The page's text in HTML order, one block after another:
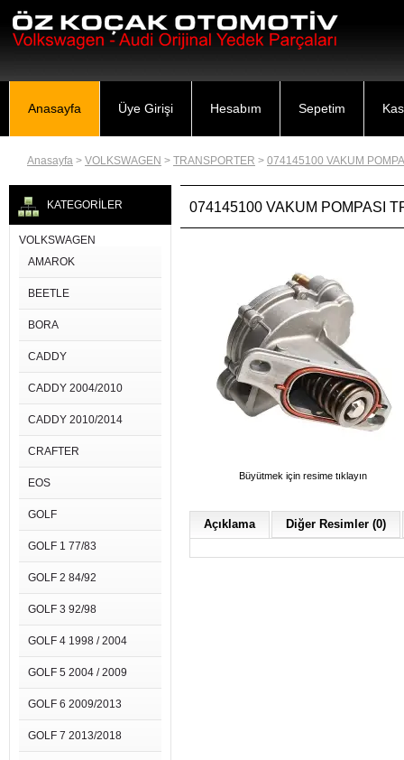
Anasayfa Üye Girişi Hesabım Sepetim
Anasayfa > VOLKSWAGEN > TRANSPORTER > 074145100 VAKUM
KATEGORİLER
VOLKSWAGEN
AMAROK
BEETLE
BORA
CADDY
CADDY 2004/2010
CADDY 2010/2014
CRAFTER
EOS
GOLF
GOLF 1 77/83
GOLF 2 84/92
GOLF 3 92/98
GOLF 4 1998 / 2004
GOLF 5 2004 / 2009
GOLF 6 2009/2013
GOLF 7 2013/2018
074145100 VAKUM POMPASI
Büyütmek için resime tıklayın
Açıklama Diğer Resimler (0)